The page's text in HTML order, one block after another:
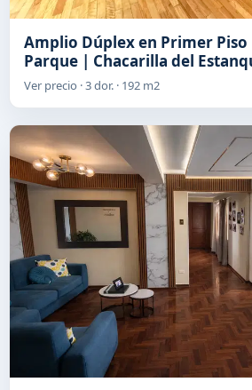
Amplio Dúplex en Primer Piso
Parque | Chacarilla del
Ver precio · 3 dor. · 192 m2